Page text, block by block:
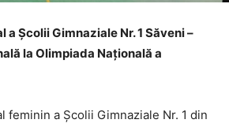
a Școlii Gimnaziale Nr. 1 Săveni –
la Olimpiada Națională a
feminin a Școlii Gimnaziale Nr. 1 din